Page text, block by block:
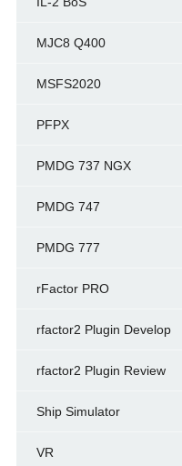
MJC8 Q400
MSFS2020
PFPX
PMDG 737 NGX
PMDG 747
PMDG 777
rFactor PRO
rfactor2 Plugin Develop
rfactor2 Plugin Review
Ship Simulator
VR